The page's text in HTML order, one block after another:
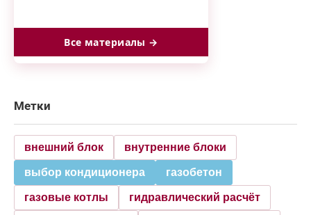
Все материалы →
Метки
внешний блок внутренние блоки
выбор кондиционера газобетон
газовые котлы гидравлический расчёт